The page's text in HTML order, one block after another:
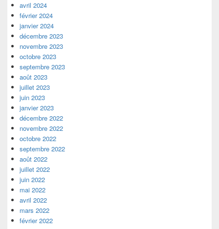
avril 2024
février 2024
janvier 2024
décembre 2023
novembre 2023
octobre 2023
septembre 2023
août 2023
juillet 2023
juin 2023
janvier 2023
décembre 2022
novembre 2022
octobre 2022
septembre 2022
août 2022
juillet 2022
juin 2022
mai 2022
avril 2022
mars 2022
février 2022